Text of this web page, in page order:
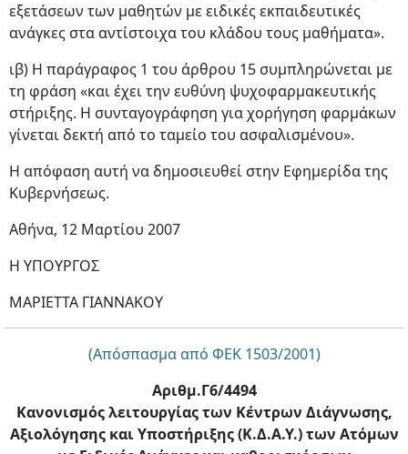
εξετάσεων των μαθητών με ειδικές εκπαιδευτικές
ανάγκες στα αντίστοιχα του κλάδου τους μαθήματα».
ιβ) Η παράγραφος 1 του άρθρου 15 συμπληρώνεται με
τη φράση «και έχει την ευθύνη ψυχοφαρμακευτικής
στήριξης. Η συνταγογράφηση για χορήγηση φαρμάκων
γίνεται δεκτή από το ταμείο του ασφαλισμένου».
Η απόφαση αυτή να δημοσιευθεί στην Εφημερίδα της
Κυβερνήσεως.
Αθήνα, 12 Μαρτίου 2007
Η ΥΠΟΥΡΓΟΣ
ΜΑΡΙΕΤΤΑ ΓΙΑΝΝΑΚΟΥ
(Απόσπασμα από ΦΕΚ 1503/2001)
Αριθμ.Γ6/4494
Κανονισμός λειτουργίας των Κέντρων Διάγνωσης,
Αξιολόγησης και Υποστήριξης (Κ.Δ.Α.Υ.) των Ατόμων